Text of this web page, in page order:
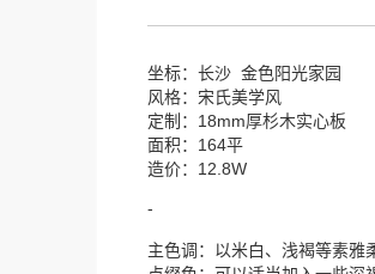
坐标：长沙 金色阳光家园
风格：宋氏美学风
定制：18mm厚杉木实心板
面积：164平
造价：12.8W
-
主色调：以米白、浅褐等素雅